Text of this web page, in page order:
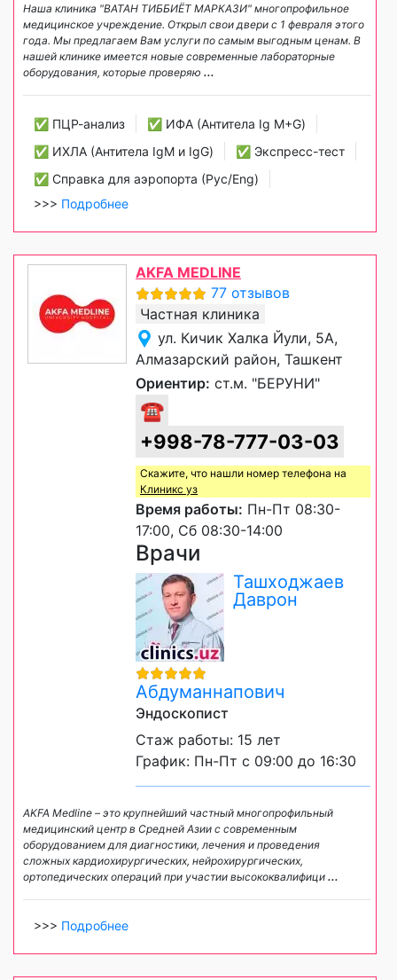
Наша клиника "ВАТАН ТИББИЁТ МАРКАЗИ" многопрофильное
медицинское учреждение. Открыл свои двери с 1 февраля этого
года. Мы предлагаем Вам услуги по самым выгодным ценам. В
нашей клинике имеется новые современные лабораторные
оборудования, которые проверяю ...
✅ ПЦР-анализ
✅ ИФА (Антитела Ig М+G)
✅ ИХЛА (Антитела IgM и IgG)
✅ Экспресс-тест
✅ Справка для аэропорта (Рус/Eng)
>>> Подробнее
AKFA MEDLINE
77 отзывов
Частная клиника
ул. Кичик Халка Йули, 5А,
Алмазарский район, Ташкент
Ориентир: ст.м. "БЕРУНИ"
☎
+998-78-777-03-03
Скажите, что нашли номер телефона на
Клиникс уз
Время работы: Пн-Пт 08:30-
17:00, Сб 08:30-14:00
Врачи
Ташходжаев
Даврон
Абдуманнапович
Эндоскопист
Стаж работы: 15 лет
График: Пн-Пт с 09:00 до 16:30
AKFA Medline – это крупнейший частный многопрофильный
медицинский центр в Средней Азии с современным
оборудованием для диагностики, лечения и проведения
сложных кардиохирургических, нейрохирургических,
ортопедических операций при участии высококвалифици ...
>>> Подробнее